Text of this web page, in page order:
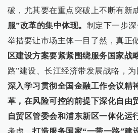
破，尤其要在重点突破上不断有新
服”改革的集中体现。 制定下一步
举措要让市场主体一目了然，真正
区建设方案要紧紧围绕服务国家战
路”建设、长江经济带发展战略，
深入学习贯彻全国金融工作会议精
革，在风险可控的前提下深化自由
自贸区管委会和浦东新区一体化运
考虑。 打造服务国家“一带一路”建